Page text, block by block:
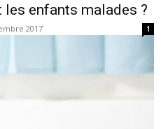
les enfants malades ?
2017 1